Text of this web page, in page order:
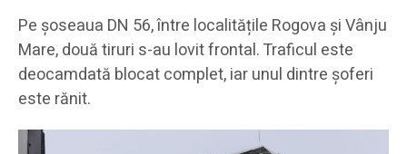
Pe șoseaua DN 56, între localitățile Rogova și Vânju
Mare, două tiruri s-au lovit frontal. Traficul este
deocamdată blocat complet, iar unul dintre șoferi
este rănit.